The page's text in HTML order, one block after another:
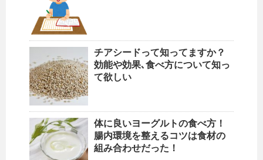
チアシードって知ってますか？
効能や効果､食べ方について知っ
て欲しい
体に良いヨーグルトの食べ方！
腸内環境を整えるコツは食材の
組み合わせだった！